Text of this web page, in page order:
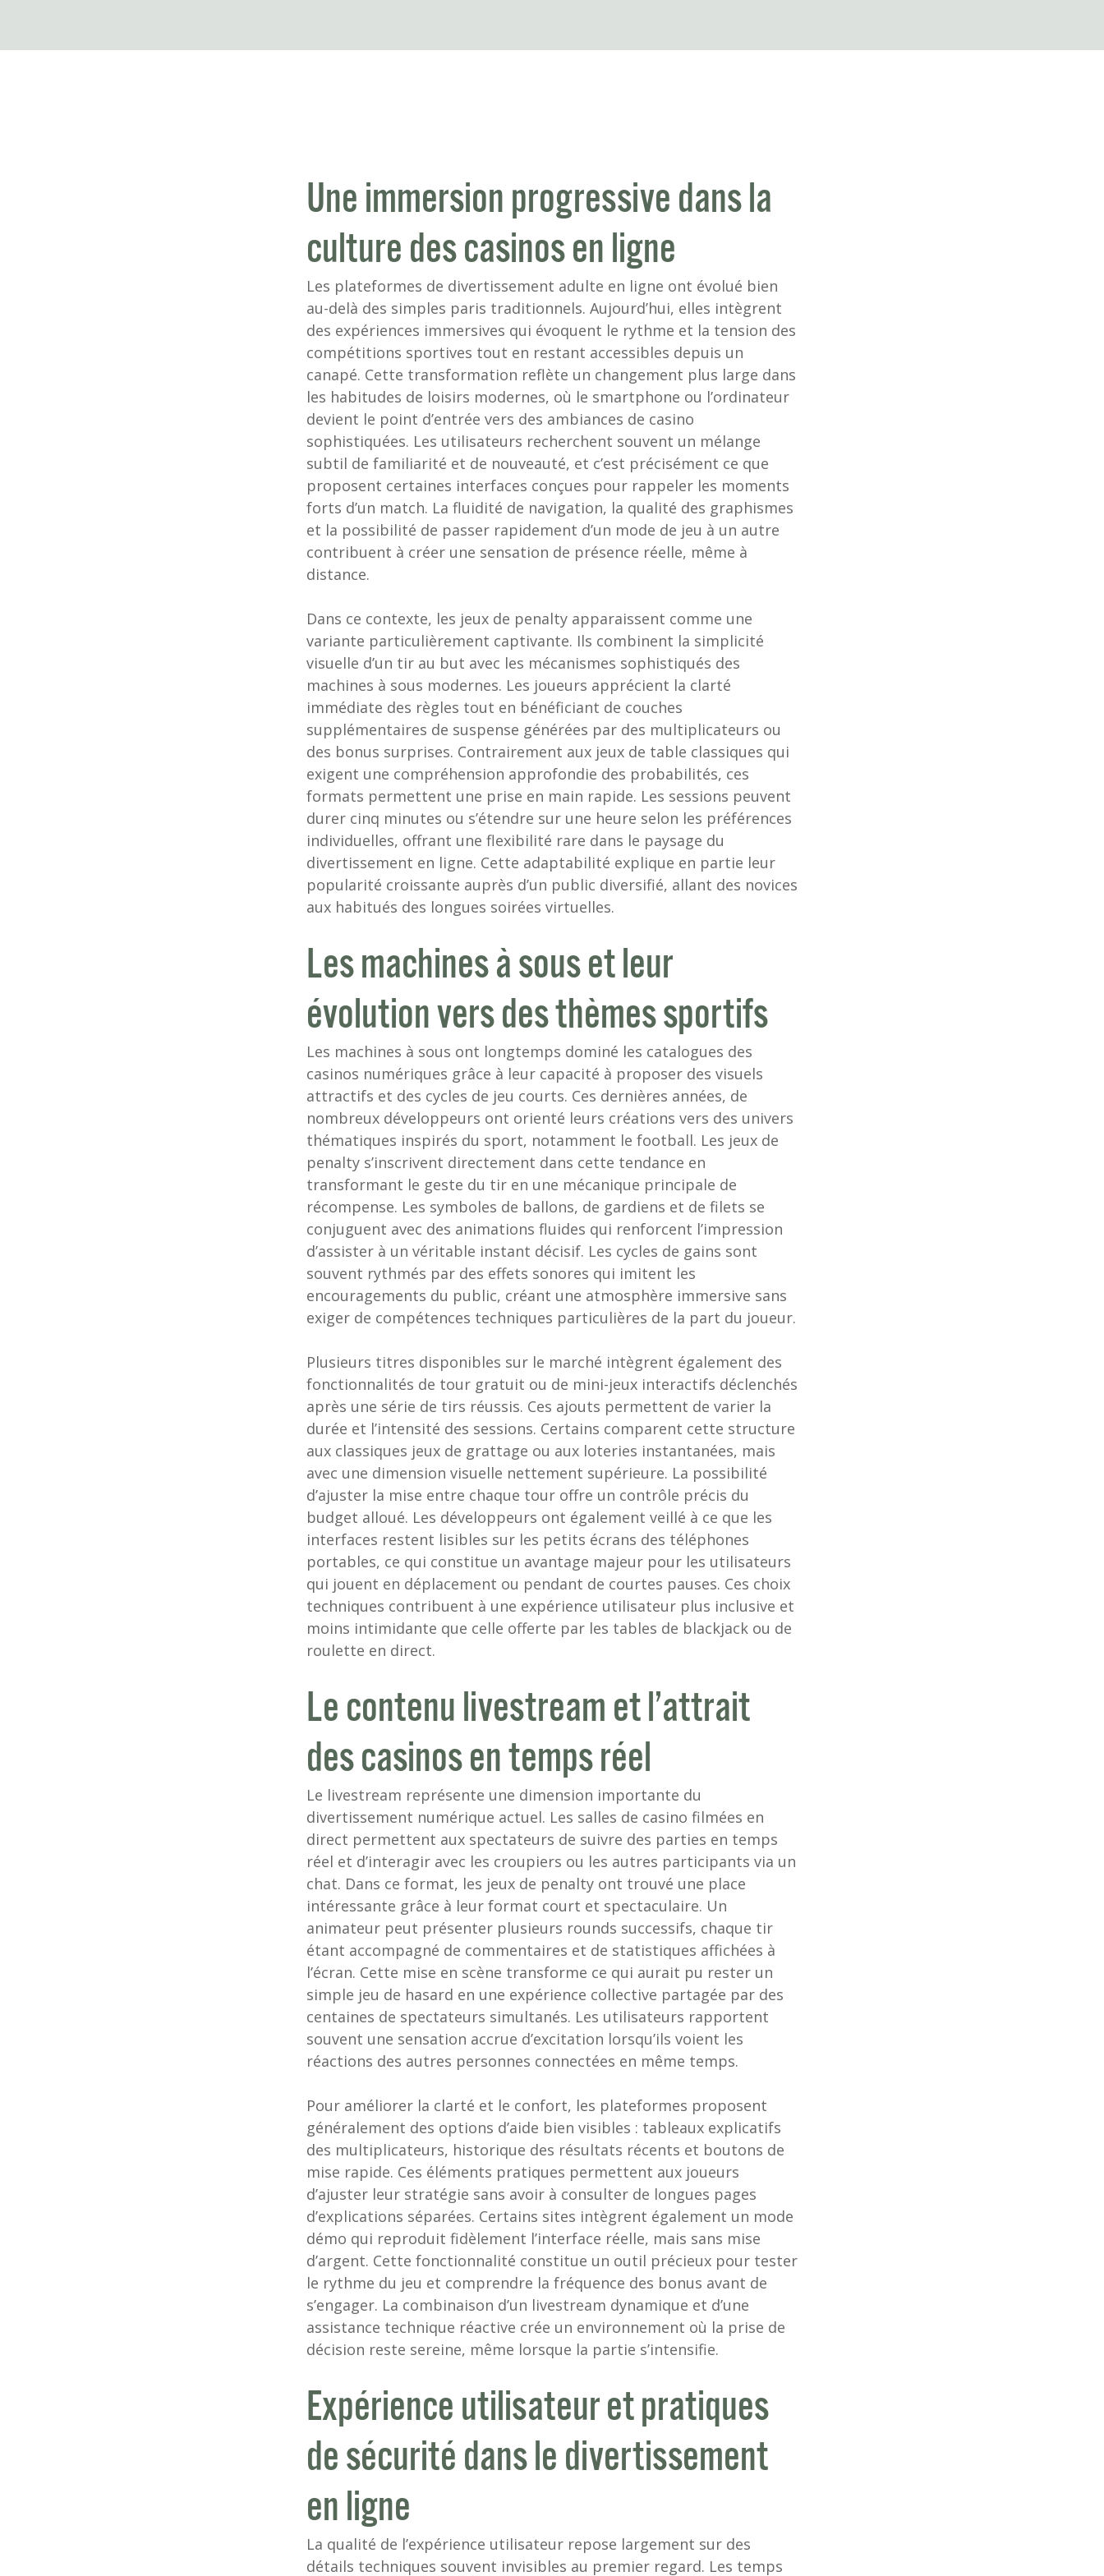
Une immersion progressive dans la
culture des casinos en ligne
Les plateformes de divertissement adulte en ligne ont évolué bien
au-delà des simples paris traditionnels. Aujourd’hui, elles intègrent
des expériences immersives qui évoquent le rythme et la tension des
compétitions sportives tout en restant accessibles depuis un
canapé. Cette transformation reflète un changement plus large dans
les habitudes de loisirs modernes, où le smartphone ou l’ordinateur
devient le point d’entrée vers des ambiances de casino
sophistiquées. Les utilisateurs recherchent souvent un mélange
subtil de familiarité et de nouveauté, et c’est précisément ce que
proposent certaines interfaces conçues pour rappeler les moments
forts d’un match. La fluidité de navigation, la qualité des graphismes
et la possibilité de passer rapidement d’un mode de jeu à un autre
contribuent à créer une sensation de présence réelle, même à
distance.
Dans ce contexte, les jeux de penalty apparaissent comme une
variante particulièrement captivante. Ils combinent la simplicité
visuelle d’un tir au but avec les mécanismes sophistiqués des
machines à sous modernes. Les joueurs apprécient la clarté
immédiate des règles tout en bénéficiant de couches
supplémentaires de suspense générées par des multiplicateurs ou
des bonus surprises. Contrairement aux jeux de table classiques qui
exigent une compréhension approfondie des probabilités, ces
formats permettent une prise en main rapide. Les sessions peuvent
durer cinq minutes ou s’étendre sur une heure selon les préférences
individuelles, offrant une flexibilité rare dans le paysage du
divertissement en ligne. Cette adaptabilité explique en partie leur
popularité croissante auprès d’un public diversifié, allant des novices
aux habitués des longues soirées virtuelles.
Les machines à sous et leur
évolution vers des thèmes sportifs
Les machines à sous ont longtemps dominé les catalogues des
casinos numériques grâce à leur capacité à proposer des visuels
attractifs et des cycles de jeu courts. Ces dernières années, de
nombreux développeurs ont orienté leurs créations vers des univers
thématiques inspirés du sport, notamment le football. Les jeux de
penalty s’inscrivent directement dans cette tendance en
transformant le geste du tir en une mécanique principale de
récompense. Les symboles de ballons, de gardiens et de filets se
conjuguent avec des animations fluides qui renforcent l’impression
d’assister à un véritable instant décisif. Les cycles de gains sont
souvent rythmés par des effets sonores qui imitent les
encouragements du public, créant une atmosphère immersive sans
exiger de compétences techniques particulières de la part du joueur.
Plusieurs titres disponibles sur le marché intègrent également des
fonctionnalités de tour gratuit ou de mini-jeux interactifs déclenchés
après une série de tirs réussis. Ces ajouts permettent de varier la
durée et l’intensité des sessions. Certains comparent cette structure
aux classiques jeux de grattage ou aux loteries instantanées, mais
avec une dimension visuelle nettement supérieure. La possibilité
d’ajuster la mise entre chaque tour offre un contrôle précis du
budget alloué. Les développeurs ont également veillé à ce que les
interfaces restent lisibles sur les petits écrans des téléphones
portables, ce qui constitue un avantage majeur pour les utilisateurs
qui jouent en déplacement ou pendant de courtes pauses. Ces choix
techniques contribuent à une expérience utilisateur plus inclusive et
moins intimidante que celle offerte par les tables de blackjack ou de
roulette en direct.
Le contenu livestream et l’attrait
des casinos en temps réel
Le livestream représente une dimension importante du
divertissement numérique actuel. Les salles de casino filmées en
direct permettent aux spectateurs de suivre des parties en temps
réel et d’interagir avec les croupiers ou les autres participants via un
chat. Dans ce format, les jeux de penalty ont trouvé une place
intéressante grâce à leur format court et spectaculaire. Un
animateur peut présenter plusieurs rounds successifs, chaque tir
étant accompagné de commentaires et de statistiques affichées à
l’écran. Cette mise en scène transforme ce qui aurait pu rester un
simple jeu de hasard en une expérience collective partagée par des
centaines de spectateurs simultanés. Les utilisateurs rapportent
souvent une sensation accrue d’excitation lorsqu’ils voient les
réactions des autres personnes connectées en même temps.
Pour améliorer la clarté et le confort, les plateformes proposent
généralement des options d’aide bien visibles : tableaux explicatifs
des multiplicateurs, historique des résultats récents et boutons de
mise rapide. Ces éléments pratiques permettent aux joueurs
d’ajuster leur stratégie sans avoir à consulter de longues pages
d’explications séparées. Certains sites intègrent également un mode
démo qui reproduit fidèlement l’interface réelle, mais sans mise
d’argent. Cette fonctionnalité constitue un outil précieux pour tester
le rythme du jeu et comprendre la fréquence des bonus avant de
s’engager. La combinaison d’un livestream dynamique et d’une
assistance technique réactive crée un environnement où la prise de
décision reste sereine, même lorsque la partie s’intensifie.
Expérience utilisateur et pratiques
de sécurité dans le divertissement
en ligne
La qualité de l’expérience utilisateur repose largement sur des
détails techniques souvent invisibles au premier regard. Les temps